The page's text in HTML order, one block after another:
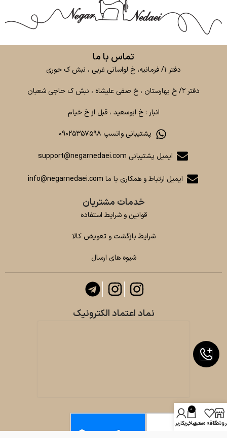
تماس با ما
دفتر ۱/ فرمانیه، خ لواسانی غربی ، نبش ک حوری
دفتر ۲/ خ بهارستان ، خ صفی علیشاه ، نبش ک حاجی شعبان
انبار : خ ابوسعید ، قبل از خ خیام
پشتیبانی واتسپ ۰۹۰۲۵۳۵۷۵۹۸
ایمیل پشتیبانی support@negarnedaei.com
ایمیل ارتباط و همکاری با ما info@negarnedaei.com
خدمات مشتریان
قوانین و شرایط استفاده
شرایط بازگشت و تعویض کالا
شیوه های ارسال
نماد اعتماد الکترونیک
علاقه مندی
0
سبد خرید
حساب کاربری من